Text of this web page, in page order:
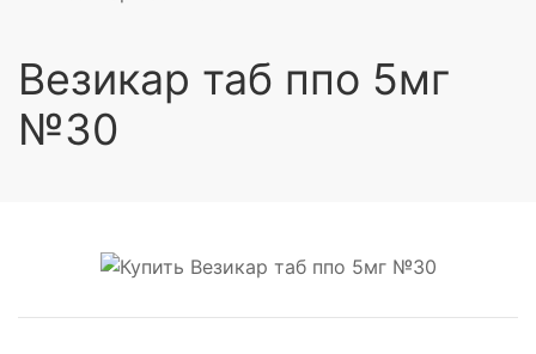
Везикар таб ппо 5мг
№30